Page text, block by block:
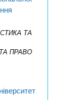
ТА
ПРАВО